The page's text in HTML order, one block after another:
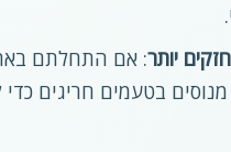
יותר: אם התחלתם
מנוסים בטעמים חריגים